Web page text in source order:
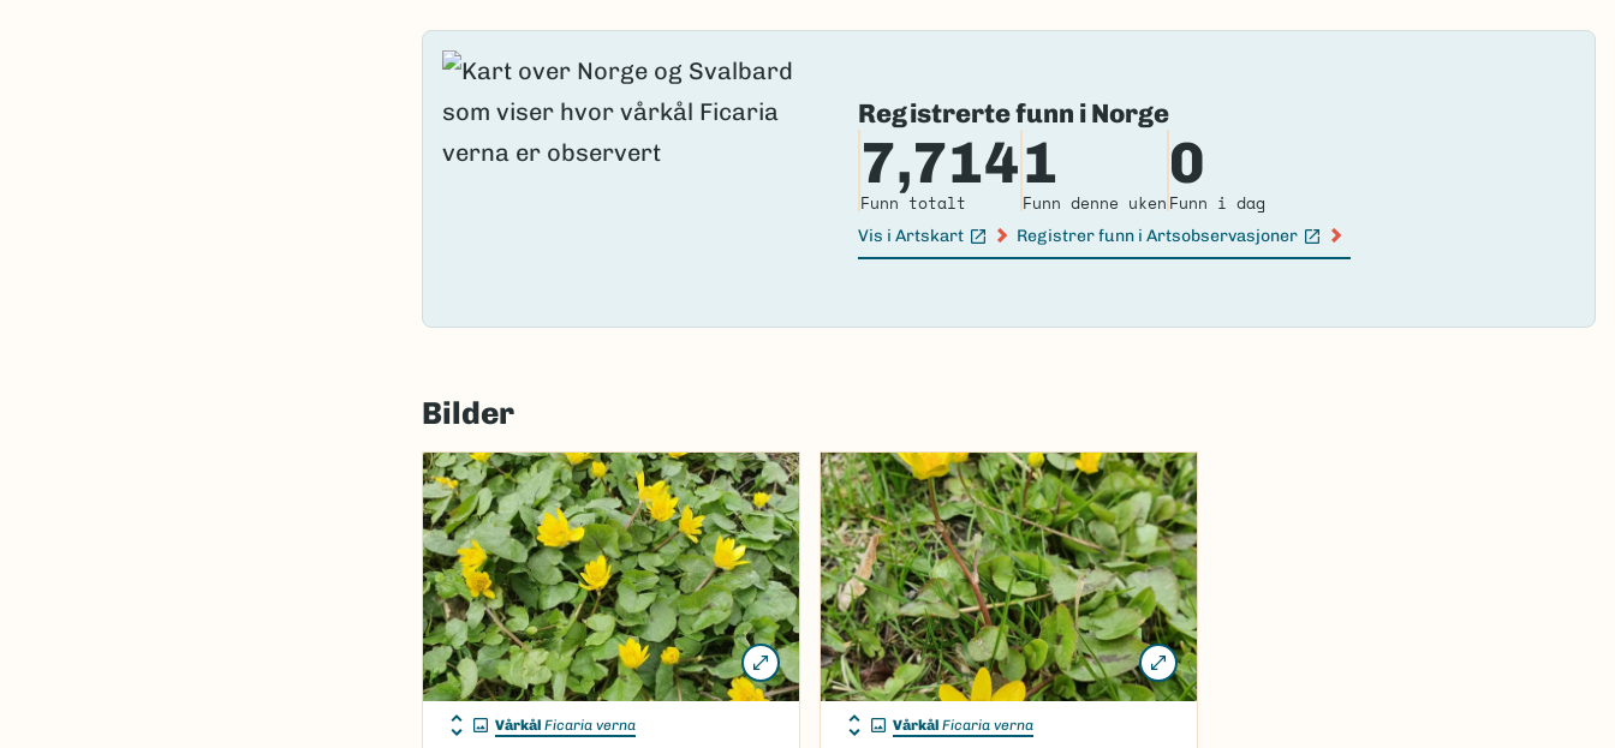
Registrerte funn i Norge
7,714
Funn totalt
1
Funn denne uken
0
Funn i dag
Vis i Artskart
(Ekstern lenke)
Registrer funn i Artsobservasjoner
(Ekstern lenke)
Bilder
Vårkål Ficaria verna Vårkål Ficaria verna